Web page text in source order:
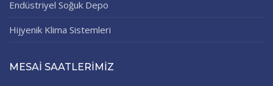
Endüstriyel Soğuk Depo
Hijyenik Klima Sistemleri
MESAI SAATLERIMIZ